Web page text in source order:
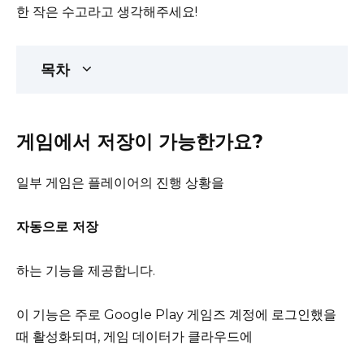
한 작은 수고라고 생각해주세요!
목차
게임에서 저장이 가능한가요?
일부 게임은 플레이어의 진행 상황을
자동으로 저장
하는 기능을 제공합니다.
이 기능은 주로 Google Play 게임즈 계정에 로그인했을
때 활성화되며, 게임 데이터가 클라우드에